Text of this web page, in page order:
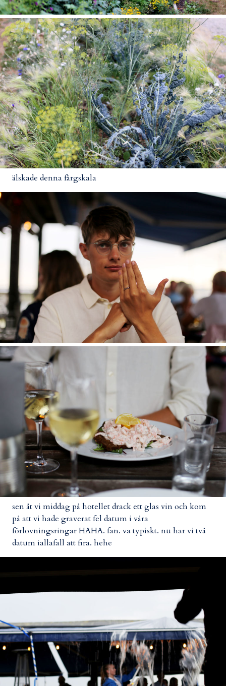
älskade denna färgskala
sen åt vi middag på hotellet drack ett glas vin och kom
på att vi hade graverat fel datum i våra
förlovningsringar HAHA. fan. va typiskt. nu har vi två
datum iallafall att fira. hehe